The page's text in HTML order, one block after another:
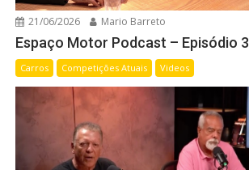
21/06/2026 Mario Barreto
Espaço Motor Podcast – Episódio 3
Carros Competições Atuais Videos